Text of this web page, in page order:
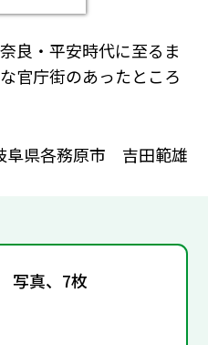
良・平安時代に至るま
官庁街のあったところ
阜県各務原市 吉田範雄
写真、7枚